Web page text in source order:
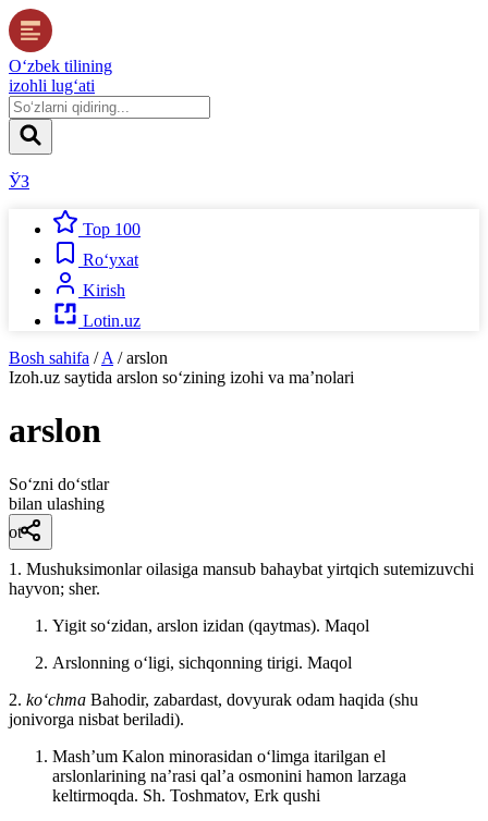
O‘zbek tilining
izohli lug‘ati
ЎЗ
Top 100
Ro‘yxat
Kirish
Lotin.uz
Bosh sahifa / A / arslon
Izoh.uz saytida arslon so‘zining izohi va ma’nolari
arslon
So‘zni do‘stlar
bilan ulashing
ot
1. Mushuksimonlar oilasiga mansub bahaybat yirtqich sutemizuvchi
hayvon; sher.
Yigit soʻzidan, arslon izidan (qaytmas). Maqol
Arslonning oʻligi, sichqonning tirigi. Maqol
2. koʻchma Bahodir, zabardast, dovyurak odam haqida (shu
jonivorga nisbat beriladi).
Mashʼum Kalon minorasidan oʻlimga itarilgan el
arslonlarining naʼrasi qalʼa osmonini hamon larzaga
keltirmoqda. Sh. Toshmatov, Erk qushi